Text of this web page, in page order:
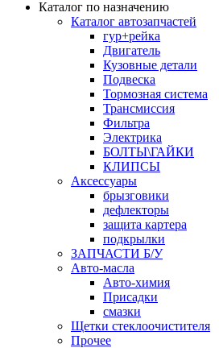
Каталог по назначению
Каталог автозапчастей
гур+рейка
Двигатель
Кузовные детали
Подвеска
Тормозная система
Трансмиссия
Фильтра
Электрика
БОЛТЫ\ГАЙКИ
КЛИПСЫ
Аксессуары
брызговики
дефлекторы
защита картера
подкрылки
ЗАПЧАСТИ Б/У
Авто-масла
Авто-химия
Присадки
смазки
Щетки стеклоочистителя
Прочее